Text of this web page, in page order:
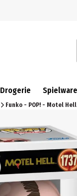
Drogerie
Funko - POP! - Motel